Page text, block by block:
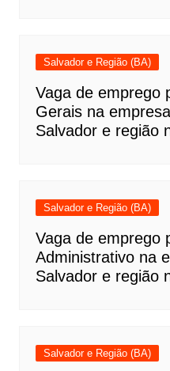
Salvador e Região (BA)
Vaga de emprego
Gerais na
Salvador e região
Salvador e Região (BA)
Vaga de emprego
Administrativo na
Salvador e região
Salvador e Região (BA)